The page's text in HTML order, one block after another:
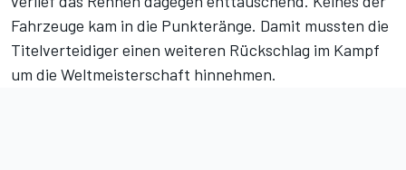
Fahrzeuge kam in die Punkteränge. Damit mussten die
Titelverteidiger einen weiteren Rückschlag im Kampf
um die Weltmeisterschaft hinnehmen.